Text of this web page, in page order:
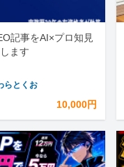
記事をAI×プロ知見
ます
らとくお
10,000円